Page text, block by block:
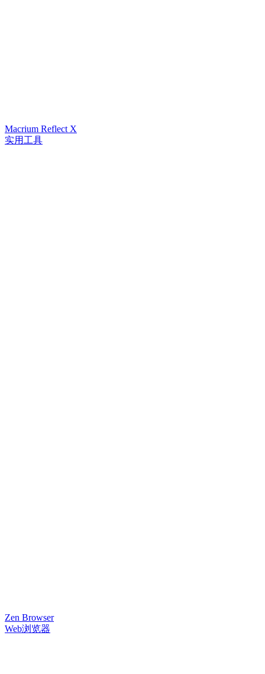
Macrium Reflect X
实用工具
Zen Browser
Web浏览器